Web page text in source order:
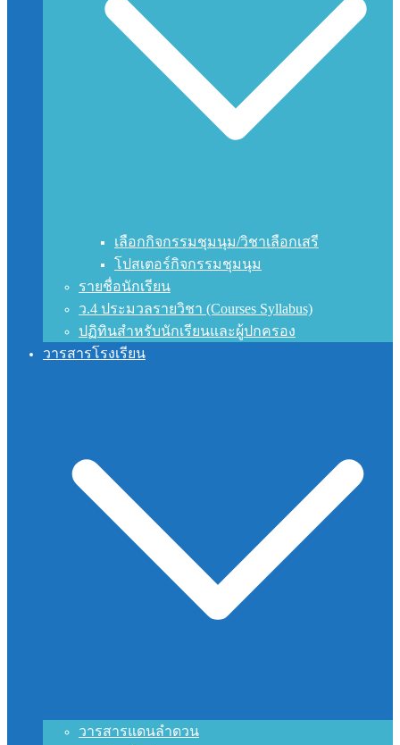
เลือกกิจกรรมชุมนุม/วิชาเลือกเสรี
โปสเตอร์กิจกรรมชุมนุม
รายชื่อนักเรียน
ว.4 ประมวลรายวิชา (Courses Syllabus)
ปฏิทินสำหรับนักเรียนและผู้ปกครอง
วารสารโรงเรียน
วารสารแดนลำดวน